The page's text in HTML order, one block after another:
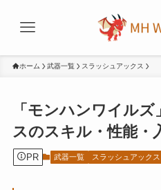
ホーム 武器一覧 スラッシュアックス
「モンハンワイル
スのスキル・性能・
PR 武器一覧 スラッシュアックス